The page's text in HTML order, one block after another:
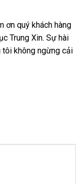
ơn quý khách hàng
Trung Xinkhuyến
mãi
. Sự hài
tôi xưởng
không ngừng cải